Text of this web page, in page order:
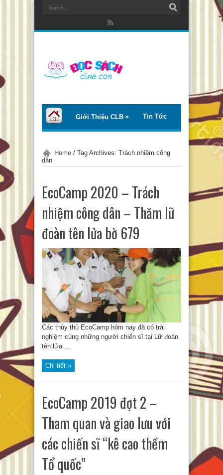
Giới Thiệu CLB Tin Tức
Tư Vấn – Chia Sẻ Thơ – Truyện
Chào Tiếng Việt
Trại Hè Thanh Thiếu Nhi EcoCamp
Home / Tag Archives: Trách nhiệm công
dân
EcoCamp 2020 – Trách
nhiệm công dân – Thăm lữ
đoàn tên lửa bờ 679
Các thủy thủ EcoCamp hôm nay đã có trải
nghiệm cùng những người chiến sĩ tại Lữ đoàn
tên lửa ...
Chi tiết »
EcoCamp 2019 đợt 2 –
Tham quan và giao lưu với
các chiến sĩ “kê cao thềm
Tổ quốc”